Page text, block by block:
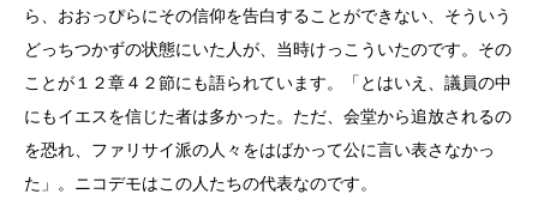
ら、おおっぴらにその信仰を告白することができない、そういう
どっちつかずの状態にいた人が、当時けっこういたのです。その
ことが１２章４２節にも語られています。「とはいえ、議員の中
にもイエスを信じた者は多かった。ただ、会堂から追放されるの
を恐れ、ファリサイ派の人々をはばかって公に言い表さなかっ
た」。ニコデモはこの人たちの代表なのです。